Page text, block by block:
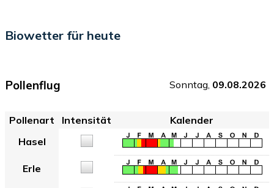
Biowetter für heute
Pollenflug Sonntag, 09.08.2026
Pollenart Intensität
Kalender
Hasel
Erle